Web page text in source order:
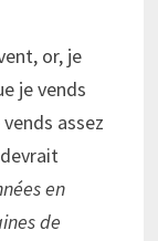
or, je
je vends
assez
en
de